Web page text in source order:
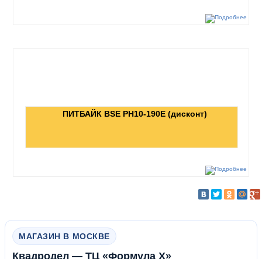
ПИТБАЙК BSE PH10-190E (дисконт)
МАГАЗИН В МОСКВЕ
Квадродел — ТЦ «Формула Х»